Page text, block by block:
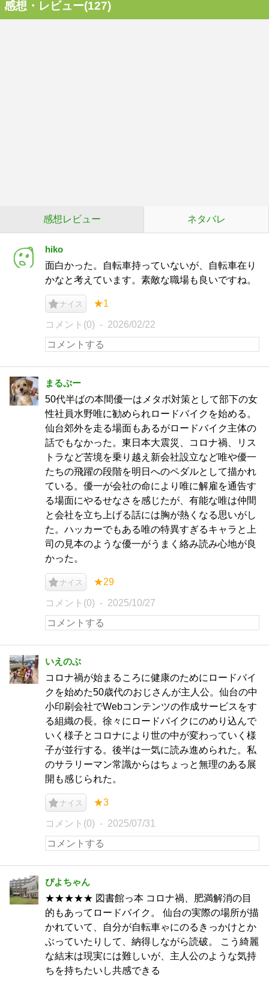
感想・レビュー(127)
感想レビュー ネタバレ
hiko
面白かった。自転車持っていないが、自転車在り
かなと考えています。素敵な職場も良いですね。
ナイス ★1
コメント(0) 2026/02/22
まるぷー
50代半ばの本間優一はメタボ対策として部下の女
性社員水野唯に勧められロードバイクを始める。
仙台郊外を走る場面もあるがロードバイク主体の
話でもなかった。東日本大震災、コロナ禍、リス
トラなど苦境を乗り越え新会社設立など唯や優一
たちの飛躍の段階を明日へのペダルとして描かれ
ている。優一が会社の命により唯に解雇を通告す
る場面にやるせなさを感じたが、有能な唯は仲間
と会社を立ち上げる話には胸が熱くなる思いがし
た。ハッカーでもある唯の特異すぎるキャラと上
司の見本のような優一がうまく絡み読み心地が良
かった。
ナイス ★29
コメント(0) 2025/10/27
いえのぶ
コロナ禍が始まるころに健康のためにロードバイ
クを始めた50歳代のおじさんが主人公。仙台の中
小印刷会社でWebコンテンツの作成サービスをす
る組織の長。徐々にロードバイクにのめり込んで
いく様子とコロナにより世の中が変わっていく様
子が並行する。後半は一気に読み進められた。私
のサラリーマン常識からはちょっと無理のある展
開も感じられた。
ナイス ★3
コメント(0) 2025/07/31
ぴよちゃん
★★★★★ 図書館っ本 コロナ禍、肥満解消の目
的もあってロードバイク。 仙台の実際の場所が描
かれていて、自分が自転車ゃにのるきっかけとか
ぶっていたりして、納得しながら読破。 こう綺麗
な結末は現実には難しいが、主人公のような気持
ちを持ちたいし共感できる